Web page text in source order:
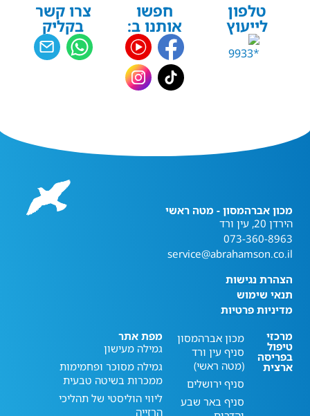
טלפון
לייעוץ
חפשו
אותנו ב:
צרו קשר
בקליק
מכון אברהמסון - מטה ראשי
הירדן 20, עין ורד
073-360-8963
service@abrahamson.co.il
הצהרת נגישות
תנאי שימוש
מדיניות פרטיות
מרכזי
טיפול
בפריסה
ארצית
מכון אברהמסון
סניף עין ורד
(מטה ראשי)
סניף ירושלים
סניף באר שבע
מפת אתר
גמילה מעישון
גמילה מסוכר ופחמימות
ממכרות בשיטה טבעית
ליווי הוליסטי של תהליכי
הרזייה